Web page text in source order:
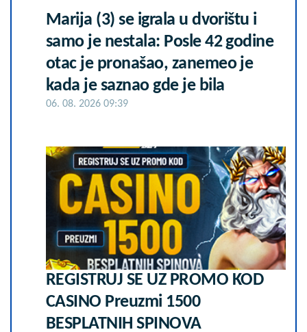
Marija (3) se igrala u dvorištu i
samo je nestala: Posle 42 godine
otac je pronašao, zanemeo je
kada je saznao gde je bila
06. 08. 2026 09:39
REGISTRUJ SE UZ PROMO KOD
CASINO Preuzmi 1500
BESPLATNIH SPINOVA